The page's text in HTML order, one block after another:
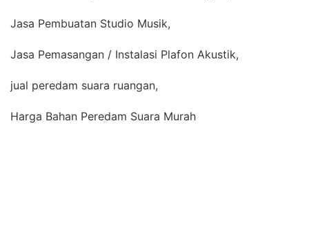
Jasa Pembuatan Studio Musik,
Jasa Pemasangan / Instalasi Plafon Akustik,
jual peredam suara ruangan,
Harga Bahan Peredam Suara Murah